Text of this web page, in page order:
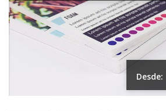
Desde: